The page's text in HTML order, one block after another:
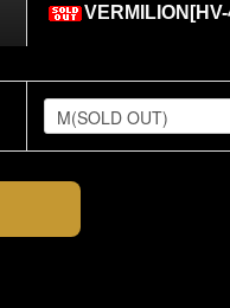
VERMILION[HV-